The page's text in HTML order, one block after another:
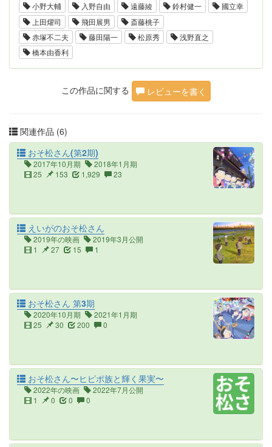
小野大輔
入野自由 遠藤綾 鈴村健一
國立幸
上田燿司
飛田展男
斎藤桃子
赤塚不二夫
藤田陽一 松原秀
浅野直之
橋本由香利
この作品に関する レビューを書く
関連作品 (6)
おそ松さん(第2期)
2017年10月期
2018年1月期
25
153 1,929 23
えいがのおそ松さん
2019年の映画
2019年3月公開
1
27 15 1
おそ松さん 第3期
2020年10月期
2021年1月期
25
30 200 0
おそ松さん〜ヒピポ族と輝く果実〜
2022年の映画
2022年7月公開
1
0 0 0